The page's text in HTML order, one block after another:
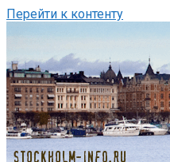
Перейти к контенту